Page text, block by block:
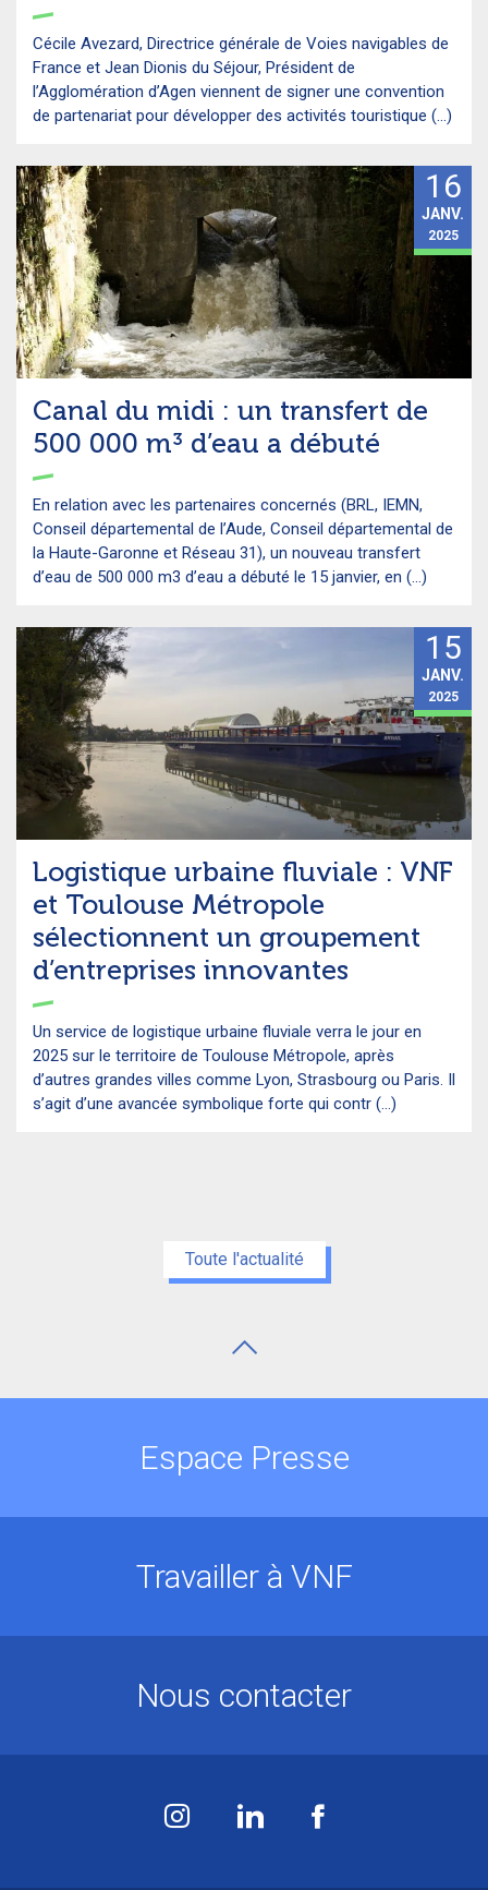
Cécile Avezard, Directrice générale de Voies navigables de
France et Jean Dionis du Séjour, Président de
l’Agglomération d’Agen viennent de signer une convention
de partenariat pour développer des activités touristique (...)
Canal du midi : un transfert de
500 000 m³ d’eau a débuté
En relation avec les partenaires concernés (BRL, IEMN,
Conseil départemental de l’Aude, Conseil départemental de
la Haute-Garonne et Réseau 31), un nouveau transfert
d’eau de 500 000 m3 d’eau a débuté le 15 janvier, en (...)
16
JANV.
2025
Logistique urbaine fluviale : VNF
et Toulouse Métropole
sélectionnent un groupement
d’entreprises innovantes
Un service de logistique urbaine fluviale verra le jour en
2025 sur le territoire de Toulouse Métropole, après
d’autres grandes villes comme Lyon, Strasbourg ou Paris. Il
s’agit d’une avancée symbolique forte qui contr (...)
15
JANV.
2025
Toute l'actualité
Espace Presse
Travailler à VNF
Nous contacter